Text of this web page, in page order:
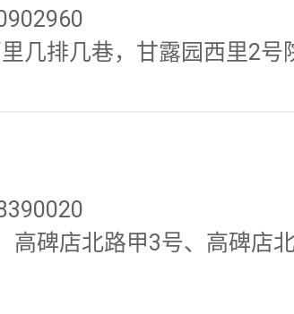
几排几巷，甘露园西里2号
碑店北路甲3号、高碑店